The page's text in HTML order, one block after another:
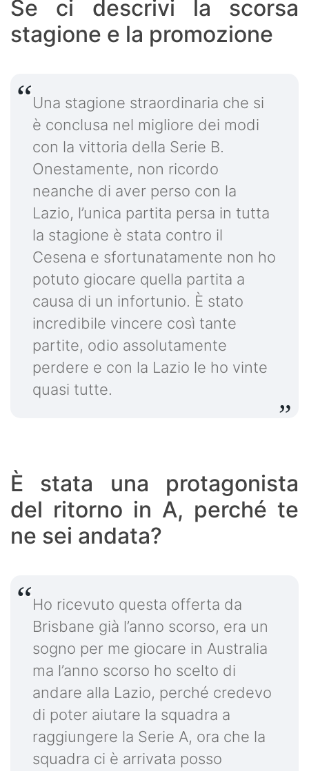
Se ci descrivi la scorsa
stagione e la promozione
Una stagione straordinaria che si
è conclusa nel migliore dei modi
con la vittoria della Serie B.
Onestamente, non ricordo
neanche di aver perso con la
Lazio, l’unica partita persa in tutta
la stagione è stata contro il
Cesena e sfortunatamente non ho
potuto giocare quella partita a
causa di un infortunio. È stato
incredibile vincere così tante
partite, odio assolutamente
perdere e con la Lazio le ho vinte
quasi tutte.
È stata una protagonista
del ritorno in A, perché te
ne sei andata?
Ho ricevuto questa offerta da
Brisbane già l’anno scorso, era un
sogno per me giocare in Australia
ma l’anno scorso ho scelto di
andare alla Lazio, perché credevo
di poter aiutare la squadra a
raggiungere la Serie A, ora che la
squadra ci è arrivata posso